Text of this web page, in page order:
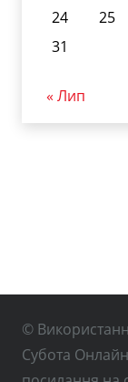
24
25
31
« Лип
©
Субота